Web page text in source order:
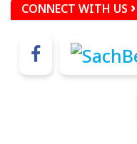
CONNECT WITH US